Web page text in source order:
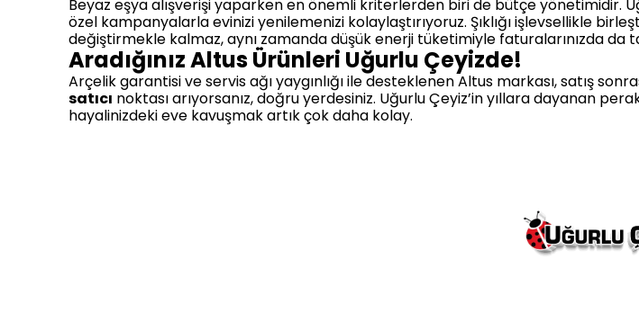
Beyaz eşya alışverişi yaparken en önemli kriterlerden biri de bütçe yönetimidir.
özel kampanyalarla evinizi yenilemenizi kolaylaştırıyoruz. Şıklığı işlevsellikle
değiştirmekle kalmaz, aynı zamanda düşük enerji tüketimiyle faturalarınızda da
Aradığınız Altus Ürünleri Uğurlu Çeyizde!
Arçelik garantisi ve servis ağı yaygınlığı ile desteklenen Altus markası, satış
satıcı noktası arıyorsanız, doğru yerdesiniz. Uğurlu Çeyiz’in yıllara dayanan
hayalinizdeki eve kavuşmak artık çok daha kolay.